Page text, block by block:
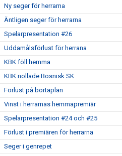
Ny seger för herrarna
Äntligen seger för herrarna
Spelarpresentation #26
Uddamålsförlust för herrana
KBK föll hemma
KBK nollade Bosnisk SK
Förlust på bortaplan
Vinst i herrarnas hemmapremiär
Spelarpresentation #24 och #25
Förlust i premiären för herrarna
Seger i genrepet